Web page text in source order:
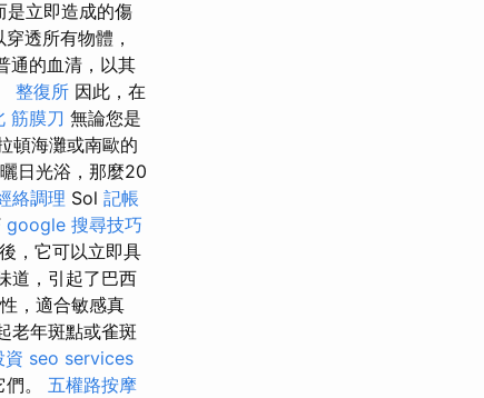
是立即造成的傷
透所有物體，
通的血清，以其
整復所 因此，在
筋膜刀 無論您是
頓海灘或南歐的
日光浴，那麼20
絡調理 Sol 記帳
google 搜尋技巧
，它可以立即具
道，引起了巴西
，適合敏感真
老年斑點或雀斑
資 seo services
。 五權路按摩